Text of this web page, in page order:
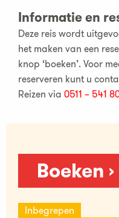
Informatie en
Deze reis wordt
het maken van een
knop ‘boeken’. Voor
reserveren kunt u
Reizen via 0511 – 541
Boeken ›
Inbegrepen